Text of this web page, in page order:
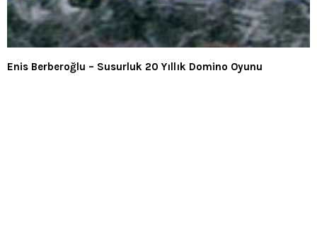
Enis Berberoğlu – Susurluk 20 Yıllık Domino Oyunu